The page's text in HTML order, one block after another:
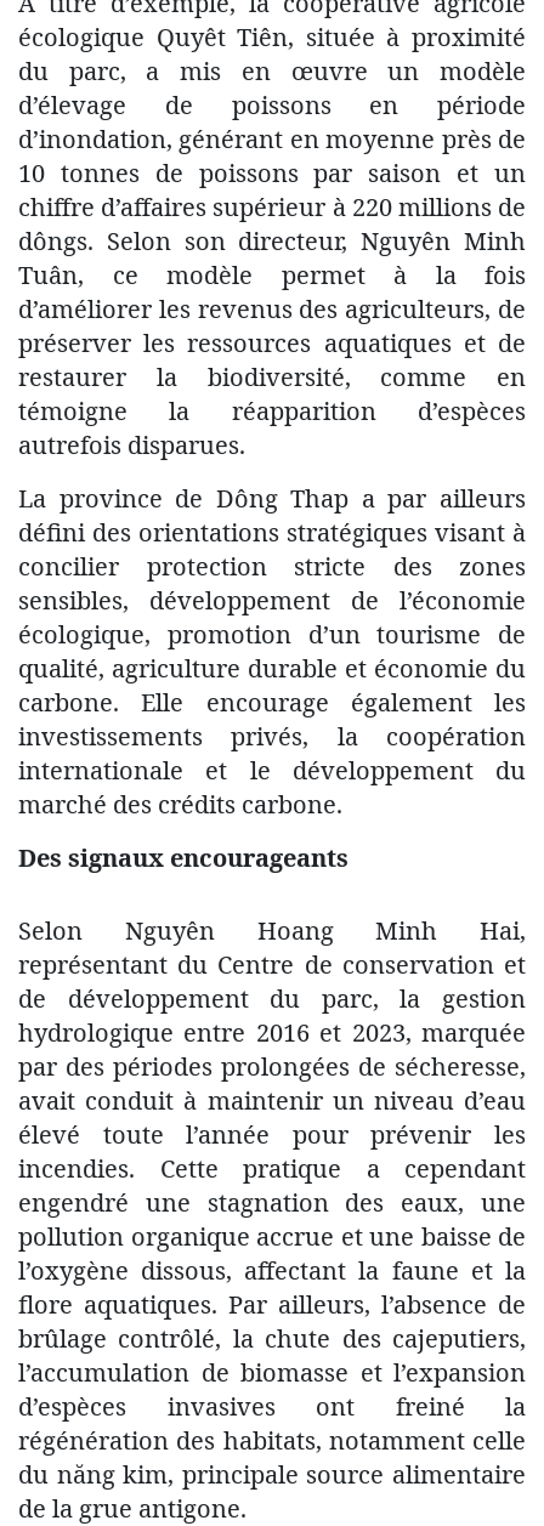
écologique Quyêt Tiên, située à proximité
du parc, a mis en œuvre un modèle
d’élevage de poissons en période
d’inondation, générant en moyenne près de
10 tonnes de poissons par saison et un
chiffre d’affaires supérieur à 220 millions de
dôngs. Selon son directeur, Nguyên Minh
Tuân, ce modèle permet à la fois
d’améliorer les revenus des agriculteurs, de
préserver les ressources aquatiques et de
restaurer la biodiversité, comme en
témoigne la réapparition d’espèces
autrefois disparues.
La province de Dông Thap a par ailleurs
défini des orientations stratégiques visant à
concilier protection stricte des zones
sensibles, développement de l’économie
écologique, promotion d’un tourisme de
qualité, agriculture durable et économie du
carbone. Elle encourage également les
investissements privés, la coopération
internationale et le développement du
marché des crédits carbone.
Des signaux encourageants
Selon Nguyên Hoang Minh Hai,
représentant du Centre de conservation et
de développement du parc, la gestion
hydrologique entre 2016 et 2023, marquée
par des périodes prolongées de sécheresse,
avait conduit à maintenir un niveau d’eau
élevé toute l’année pour prévenir les
incendies. Cette pratique a cependant
engendré une stagnation des eaux, une
pollution organique accrue et une baisse de
l’oxygène dissous, affectant la faune et la
flore aquatiques. Par ailleurs, l’absence de
brûlage contrôlé, la chute des cajeputiers,
l’accumulation de biomasse et l’expansion
d’espèces invasives ont freiné la
régénération des habitats, notamment celle
du năng kim, principale source alimentaire
de la grue antigone.